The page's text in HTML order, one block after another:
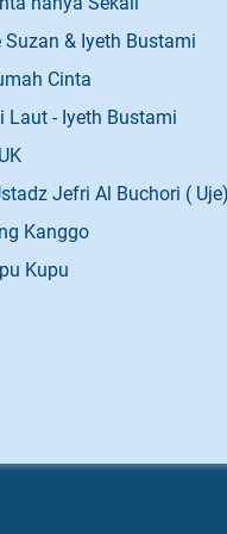
Suzan & Iyeth Bustami
Cinta
Laut - Iyeth Bustami
Jefri Al Buchori (
Kanggo
Kupu